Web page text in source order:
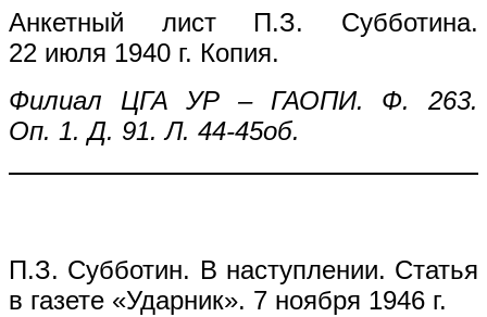
Анкетный лист П.З. Субботина.
22 июля 1940 г. Копия.
Филиал ЦГА УР – ГАОПИ. Ф. 263.
Оп. 1. Д. 91. Л. 44-45об.
П.З. Субботин. В наступлении. Статья
в газете «Ударник». 7 ноября 1946 г.